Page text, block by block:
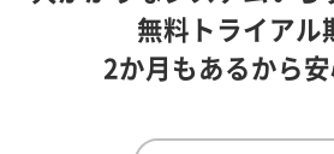
無料トライアル
2か月もあるから安